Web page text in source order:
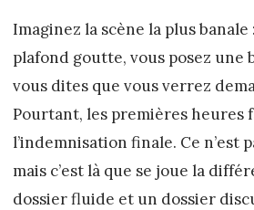
Imaginez la scène la plus
plafond goutte, vous posez une
vous dites que vous verrez
Pourtant, les premières heures
l’indemnisation finale. Ce n’est
mais c’est là que se joue la
dossier fluide et un dossier